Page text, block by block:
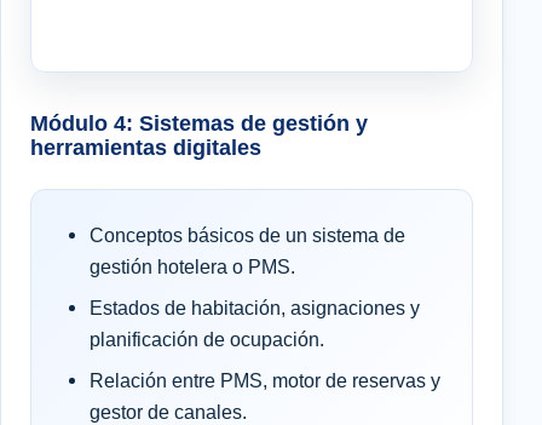
Módulo 4: Sistemas de gestión y
herramientas digitales
Conceptos básicos de un sistema de
gestión hotelera o PMS.
Estados de habitación, asignaciones y
planificación de ocupación.
Relación entre PMS, motor de reservas y
gestor de canales.